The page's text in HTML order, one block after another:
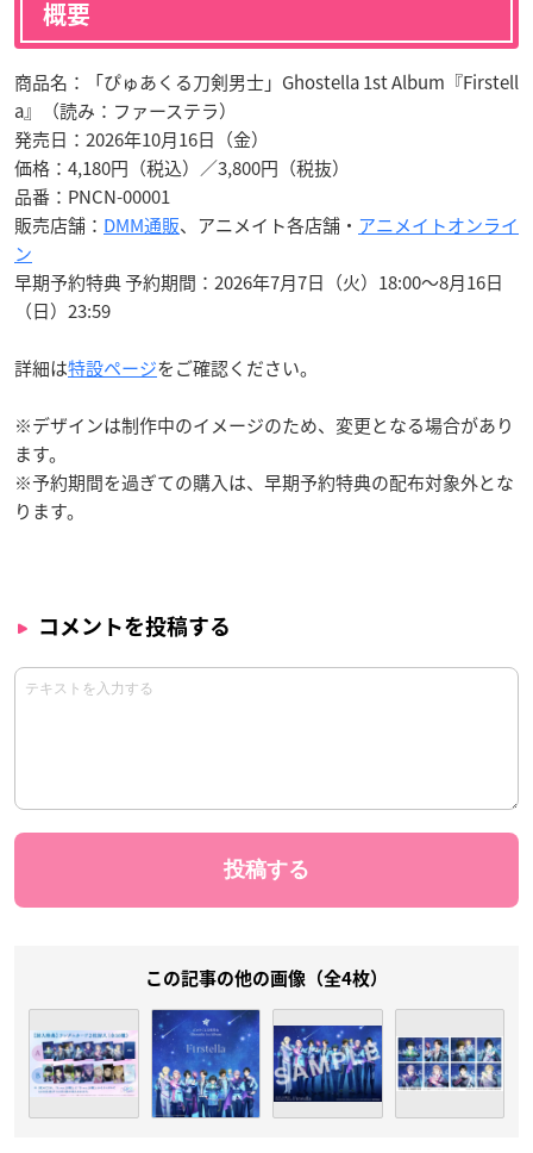
概要
商品名：「ぴゅあくる刀剣男士」Ghostella 1st Album『Firstell
a』（読み：ファーステラ）
発売日：2026年10月16日（金）
価格：4,180円（税込）／3,800円（税抜）
品番：PNCN-00001
販売店舗： DMM通販、アニメイト各店舗・ アニメイトオンライ
ン
早期予約特典 予約期間：2026年7月7日（火）18:00〜8月16日
（日）23:59
詳細は特設ページをご確認ください。
※デザインは制作中のイメージのため、変更となる場合があり
ます。
※予約期間を過ぎての購入は、早期予約特典の配布対象外とな
ります。
コメントを投稿する
この記事の他の画像（全4枚）